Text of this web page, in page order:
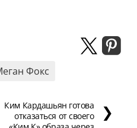
Фокс
Ким Кардашьян готова
отказаться от своего
❯